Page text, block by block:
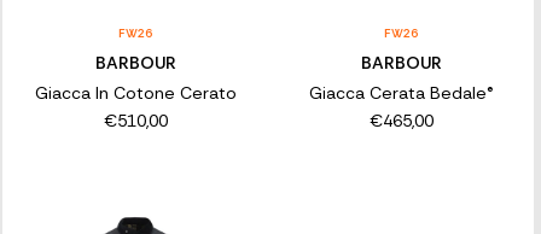
FW26
BARBOUR
Giacca In Cotone Cerato
€510,00
FW26
BARBOUR
Giacca Cerata Bedale®
€465,00